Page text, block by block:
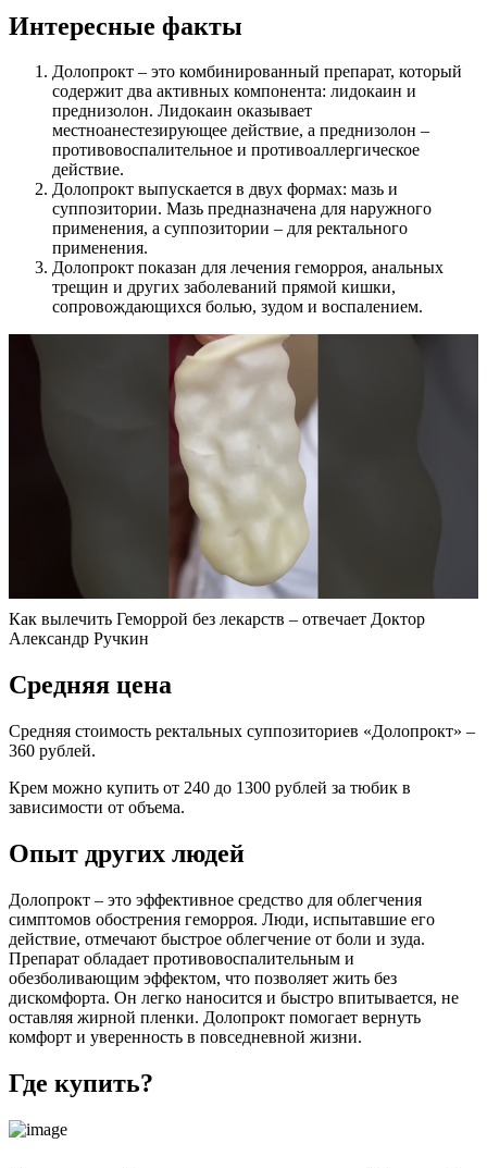
Интересные факты
Долопрокт – это комбинированный препарат, который
содержит два активных компонента: лидокаин и
преднизолон. Лидокаин оказывает
местноанестезирующее действие, а преднизолон –
противовоспалительное и противоаллергическое
действие.
Долопрокт выпускается в двух формах: мазь и
суппозитории. Мазь предназначена для наружного
применения, а суппозитории – для ректального
применения.
Долопрокт показан для лечения геморроя, анальных
трещин и других заболеваний прямой кишки,
сопровождающихся болью, зудом и воспалением.
Как вылечить Геморрой без лекарств – отвечает Доктор
Александр Ручкин
Средняя цена
Средняя стоимость ректальных суппозиториев «Долопрокт» –
360 рублей.
Крем можно купить от 240 до 1300 рублей за тюбик в
зависимости от объема.
Опыт других людей
Долопрокт – это эффективное средство для облегчения
симптомов обострения геморроя. Люди, испытавшие его
действие, отмечают быстрое облегчение от боли и зуда.
Препарат обладает противовоспалительным и
обезболивающим эффектом, что позволяет жить без
дискомфорта. Он легко наносится и быстро впитывается, не
оставляя жирной пленки. Долопрокт помогает вернуть
комфорт и уверенность в повседневной жизни.
Где купить?